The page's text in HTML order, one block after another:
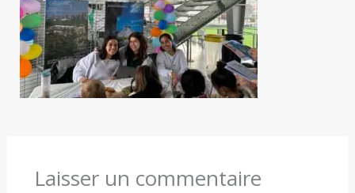
Laisser un commentaire